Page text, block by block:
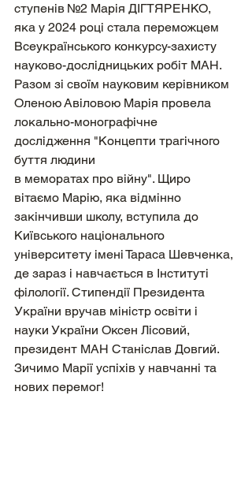
ступенів №2 Марія ДІГТЯРЕНКО,
яка у 2024 році стала переможцем
Всеукраїнського конкурсу-захисту
науково-дослідницьких робіт МАН.
Разом зі своїм науковим керівником
Оленою Авіловою Марія провела
локально-монографічне
дослідження "Концепти трагічного
буття людини
в меморатах про війну". Щиро
вітаємо Марію, яка відмінно
закінчивши школу, вступила до
Київського національного
університету імені Тараса Шевченка,
де зараз і навчається в Інституті
філології. Стипендії Президента
України вручав міністр освіти і
науки України Оксен Лісовий,
президент МАН Станіслав Довгий.
Зичимо Марії успіхів у навчанні та
нових перемог!